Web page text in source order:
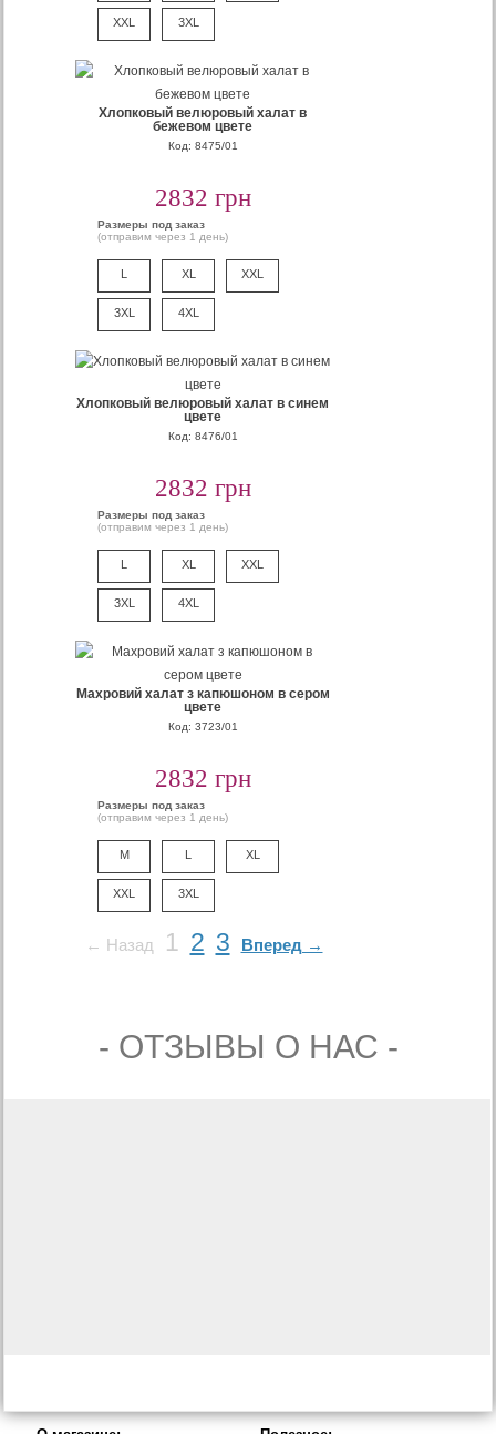
XXL 3XL
Хлопковый велюровый халат в
бежевом цвете
Код: 8475/01
2832 грн
Размеры под заказ
(отправим через 1 день)
L XL XXL
3XL 4XL
Хлопковый велюровый халат в синем
цвете
Код: 8476/01
2832 грн
Размеры под заказ
(отправим через 1 день)
L XL XXL
3XL 4XL
Махровий халат з капюшоном в сером
цвете
Код: 3723/01
2832 грн
Размеры под заказ
(отправим через 1 день)
M L XL
XXL 3XL
← Назад 1 2 3 Вперед →
- ОТЗЫВЫ О НАС -